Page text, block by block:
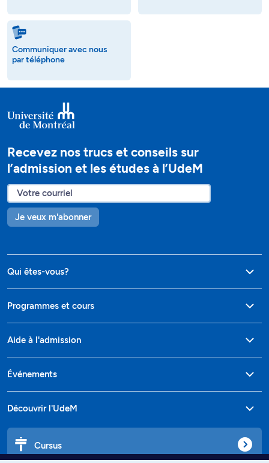
Communiquer avec nous
par téléphone
Recevez nos trucs et conseils sur
l’admission et les études à l’UdeM
Je veux m'abonner
Qui êtes-vous?
Programmes et cours
Aide à l'admission
Événements
Découvrir l'UdeM
Cursus